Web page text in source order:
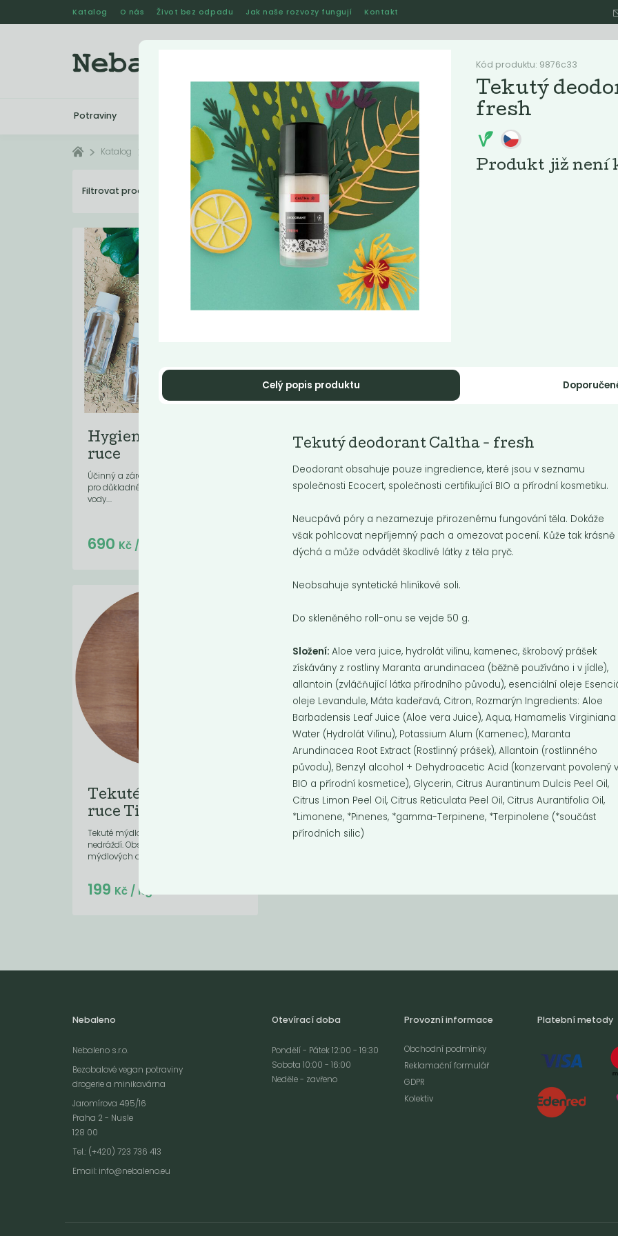
Katalog O nás Život bez odpadu Jak naše rozvozy fungují Kontakt
Potraviny Kosmetika Ostatní Jak naše rozvozy fungují
Katalog
Filtrovat produkty 4 Doporučené Nejlevnější
Hygienický gel na
ruce
Účinný a zároveň k pokožce šetrný gel
pro důkladné očištění rukou bez použití
vody....
Do košíku:
690 Kč/ Kg
Tekutý šampón
Jemně pečující šampon pro suché
vlasy.
Do košíku:(74,75 Kč )
299Kč / Kg
Tekutý šampón
Tierra Verde...
Jemně pečující šampon pro
299
Tekuté mýdlo na
ruce Tierra...
Tekuté mýdlo, které nevysušuje a
nedráždí. Obsahuje extrakt z
mýdlových ořechů a další...
Do košíku:
199 Kč/ Kg
Nebaleno
Nebaleno s.r.o.
Bezobalové vegan potraviny
drogerie a minikavárna
Jaromírova 495/16
Praha 2 - Nusle
128 00
Tel.: (+420) 723 736 413
Email: info@nebaleno.eu
Otevírací doba
Pondělí - Pátek 12:00 - 19:30
Sobota 10:00 - 16:00
Neděle - zavřeno
Provozní informace
Obchodní podmínky
Reklamační formulář
GDPR
Kolektiv
Platební metody
Kód produktu: 9876c33
Tekutý
fresh
Produkt již není
Celý popis produktu
Tekutý deodorant Caltha - fresh
Deodorant obsahuje pouze ingredience, které jsou v seznamu
společnosti Ecocert, společnosti certifikující BIO a přírodní kosmetiku.
Neucpává póry a nezamezuje přirozenému fungování těla. Dokáže
však pohlcovat nepříjemný pach a omezovat pocení. Kůže tak krásně
dýchá a může odvádět škodlivé látky z těla pryč.
Neobsahuje syntetické hliníkové soli.
Do skleněného roll-onu se vejde 50 g.
Složení:Aloe vera juice, hydrolát vilínu, kamenec, škrobový prášek
získávány z rostliny Maranta arundinacea (běžně používáno i v jídle),
allantoin (zvláčňující látka přírodního původu), esenciální oleje
oleje Levandule, Máta kadeřavá, Citron, Rozmarýn Ingredients: Aloe
Barbadensis Leaf Juice (Aloe vera Juice), Aqua, Hamamelis Virginiana
Water (Hydrolát Vilínu), Potassium Alum (Kamenec), Maranta
Arundinacea Root Extract (Rostlinný prášek), Allantoin (rostlinného
původu), Benzyl alcohol + Dehydroacetic Acid (konzervant povolený v
BIO a přírodní kosmetice), Glycerin, Citrus Aurantinum Dulcis Peel Oil,
Citrus Limon Peel Oil, Citrus Reticulata Peel Oil, Citrus Aurantifolia Oil,
*Limonene, *Pinenes, *gamma-Terpinene, *Terpinolene (*součást
přírodních silic)
Webové stránky používají k poskytování služeb, personalizaci reklam a analýze
údajů o vašem chování na webu pro zobrazení cílené reklamy. Personalizaci a cílenou